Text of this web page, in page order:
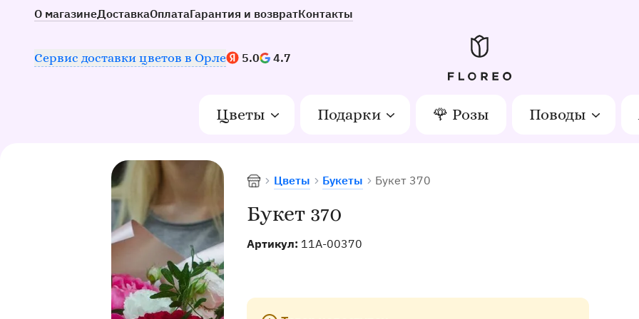
О магазинеДоставкаОплатаГарантия и возвратКонтакты
Сервис доставки цветов в ОрлеНаш рейтинг:
5.0 4.7
Цветы Подарки 🌹 Розы Поводы
Букет 370
Артикул: 11A-00370
Доставка цветов в Орле
Цветы Букеты Букет 370